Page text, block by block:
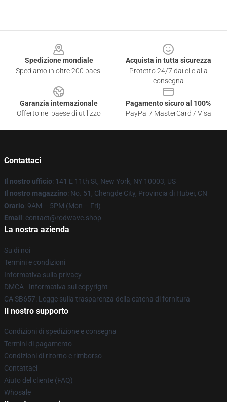
Spedizione mondiale
Spediamo in oltre 200 paesi
Acquista in tutta sicurezza
Protetto 24/7 dai clic alla
consegna
Garanzia internazionale
Offerto nel paese di utilizzo
Pagamento sicuro al 100%
PayPal / MasterCard / Visa
Contattaci
Il nostro ufficio: 141 E 11th St, New York, NY 10003, US
Il nostro magazzino: No. 51, Chengde City, Provincia di Hubei, CN
Orario: 9AM – 5PM (Mon – Fri)
Email : contact@rodwave.shop
La nostra azienda
Su di noi
Termini e condizioni
Informativa sulla privacy
DMCA - Informativa sul copyright
CA SB657: Legge sulla trasparenza della catena di fornitura
Il nostro supporto
Condizioni di spedizione e consegna
Termini di pagamento
Condizioni di ritorno e rimborso
Contattaci
Aiuto del cliente (FAQ)
Whosale